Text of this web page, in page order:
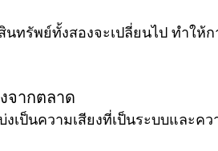
นทรัพย์ทั้งสองจะเปลี่ยนไป ทำให้
จากตลาด
เป็นความเสียงที่เป็นระบบและคว